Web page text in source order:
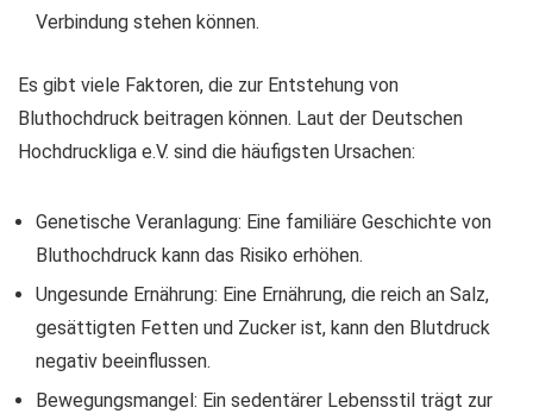
Verbindung stehen können.
Es gibt viele Faktoren, die zur Entstehung von
Bluthochdruck beitragen können. Laut der Deutschen
Hochdruckliga e.V. sind die häufigsten Ursachen:
Genetische Veranlagung: Eine familiäre Geschichte von
Bluthochdruck kann das Risiko erhöhen.
Ungesunde Ernährung: Eine Ernährung, die reich an Salz,
gesättigten Fetten und Zucker ist, kann den Blutdruck
negativ beeinflussen.
Bewegungsmangel: Ein sedentärer Lebensstil trägt zur